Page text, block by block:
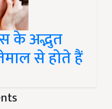
के अद्भुत
से होते हैं